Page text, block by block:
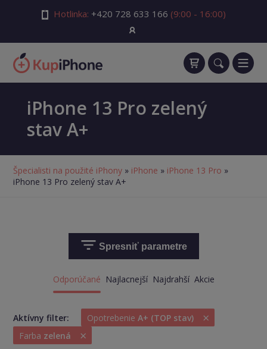
Hotlinka: +420 728 633 166 (9:00 - 16:00)
iPhone 13 Pro zelený
stav A+
Špecialisti na použité iPhony » iPhone » iPhone 13 Pro »
iPhone 13 Pro zelený stav A+
Spresniť parametre
Odporúčané Najlacnejší Najdrahší Akcie
Aktívny filter: OpotrebenieA+ (TOP stav) ×
Farba zelená ×